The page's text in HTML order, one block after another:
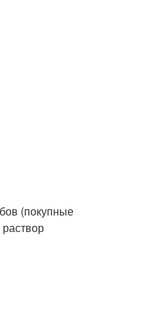
(покупные